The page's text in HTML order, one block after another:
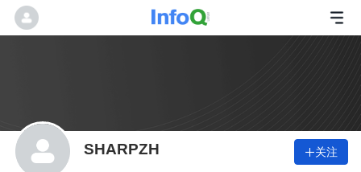
SHARPZH 关注